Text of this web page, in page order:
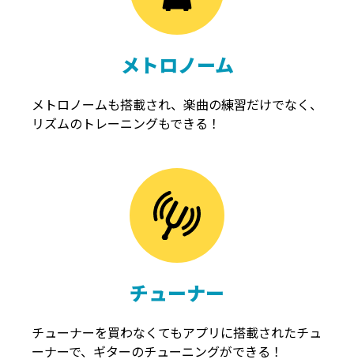
メトロノーム
メトロノームも搭載され、楽曲の練習だけでなく、
リズムのトレーニングもできる！
チューナー
チューナーを買わなくてもアプリに搭載されたチュ
ーナーで、ギターのチューニングができる！